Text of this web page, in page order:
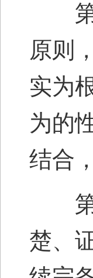
第
原则
实为
为的
结合
第
楚、